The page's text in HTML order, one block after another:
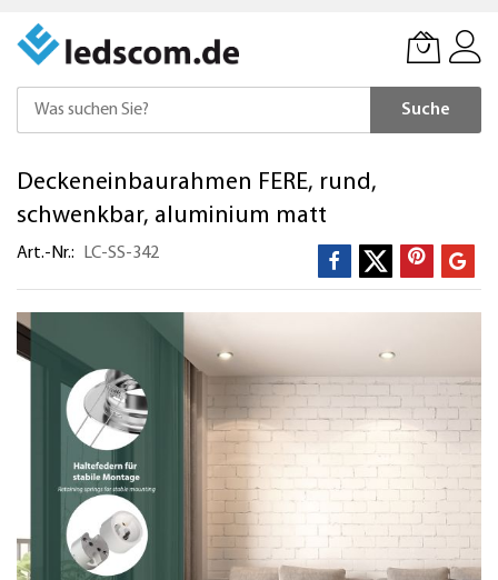
Suche
zum
Inhalt
Deckeneinbaurahmen FERE, rund,
schwenkbar, aluminium matt
Art.-Nr. LC-SS-342
Zum
Ende
Bildergalerie
springen